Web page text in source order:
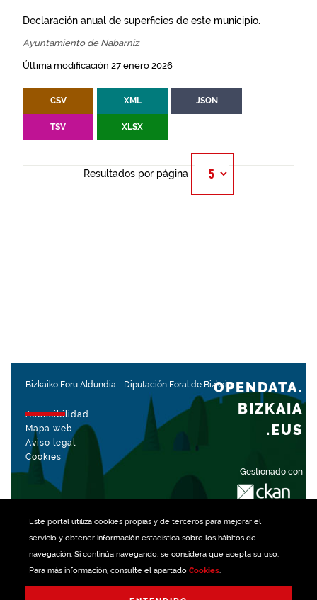
Este portal utiliza cookiespropias y de terceros para mejorar el
servicio y obtener información estadística sobre los hábitos de
navegación. Si continúa navegando, se considera que acepta su uso.
Para más información, consulte el apartado Cookies.
Declaración anual de superficies de este municipio.
Ayuntamiento de Nabarniz
Última modificación 27 enero 2026
CSV XML JSON
TSV XLSX
Resultados por página
Bizkaiko Foru Aldundia - Diputación Foral de Bizkaia
Accesibilidad
Mapa web
Aviso legal
Cookies
Gestionado con
OPENDATA.
BIZKAIA
.EUS